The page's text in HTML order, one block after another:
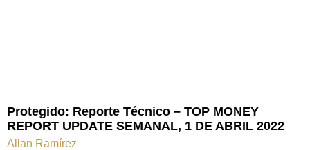
Protegido: Reporte Técnico – TOP MONEY
REPORT UPDATE SEMANAL, 1 DE ABRIL 2022
Allan Ramírez